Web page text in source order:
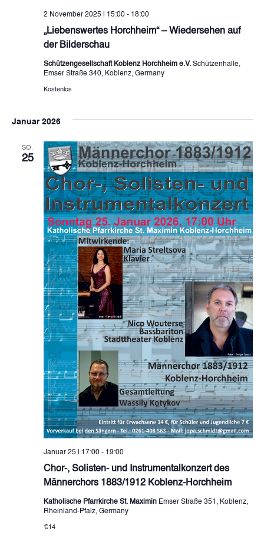
„Liebenswertes Horchheim“ – Wiedersehen auf
der Bilderschau
2 November 2025 | 15:00- 18:00
Schützengesellschaft Koblenz Horchheim e.V. Schützenhalle,
Emser Straße 340, Koblenz, Germany
Kostenlos
Januar 2026
SO.
25
Chor-, Solisten- und Instrumentalkonzert des
Männerchors 1883/1912 Koblenz-Horchheim
Januar 25 | 17:00- 19:00
Katholische Pfarrkirche St. Maximin Emser Straße 351, Koblenz,
Rheinland-Pfalz, Germany
€14